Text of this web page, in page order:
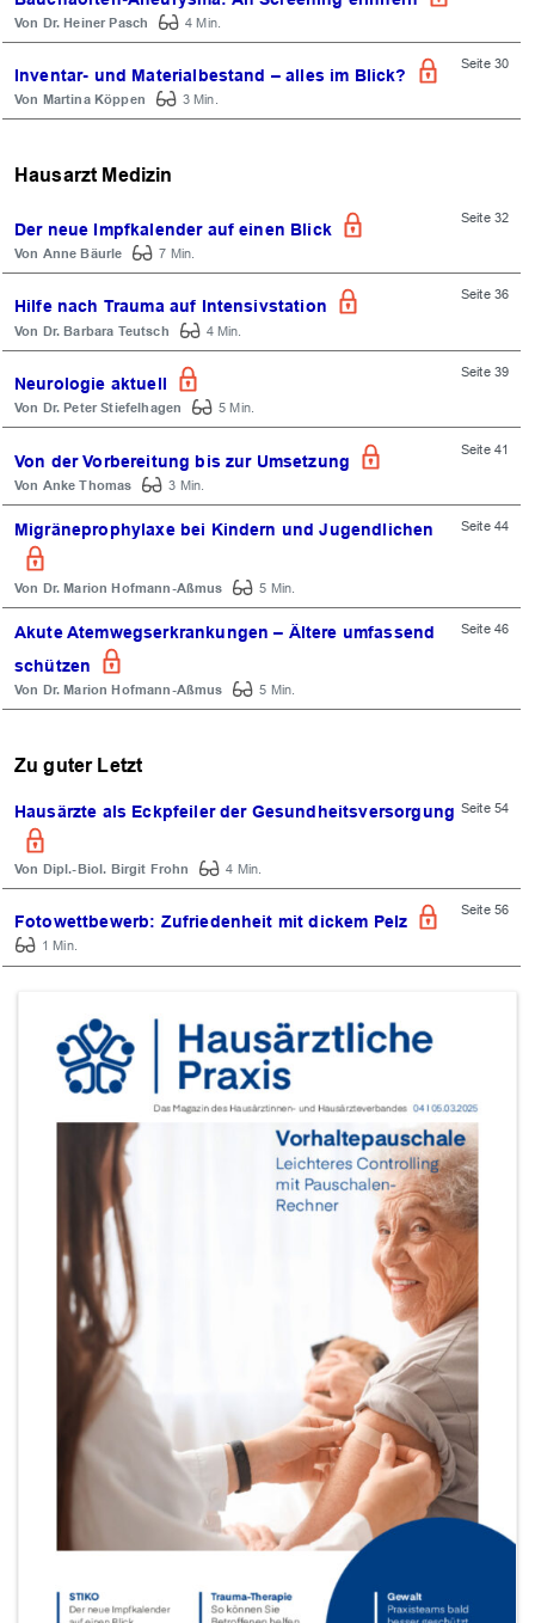
OK
Dr. Heiner Pasch 4 Min.
Inventar- und Materialbestand – alles im Blick?
Seite 30
Martina Köppen 3 Min.
Hausarzt Medizin
Der neue Impfkalender auf einen Blick
Seite 32
Anne Bäurle 7 Min.
Hilfe nach Trauma auf Intensivstation
Seite 36
Dr. Barbara Teutsch 4 Min.
Neurologie aktuell
Seite 39
Dr. Peter Stiefelhagen 5 Min.
Von der Vorbereitung bis zur Umsetzung
Seite 41
Anke Thomas 3 Min.
Migräneprophylaxe bei Kindern und Jugendlichen Seite 44
Dr. Marion Hofmann-Aßmus 5 Min.
Akute Atemwegserkrankungen – Ältere umfassend
schützen
Seite 46
Dr. Marion Hofmann-Aßmus 5 Min.
Zu guter Letzt
Hausärzte als Eckpfeiler der Gesundheitsversorgung Seite 54
Dipl.-Biol. Birgit Frohn 4 Min.
Fotowettbewerb: Zufriedenheit mit dickem Pelz
Seite 56
1 Min.